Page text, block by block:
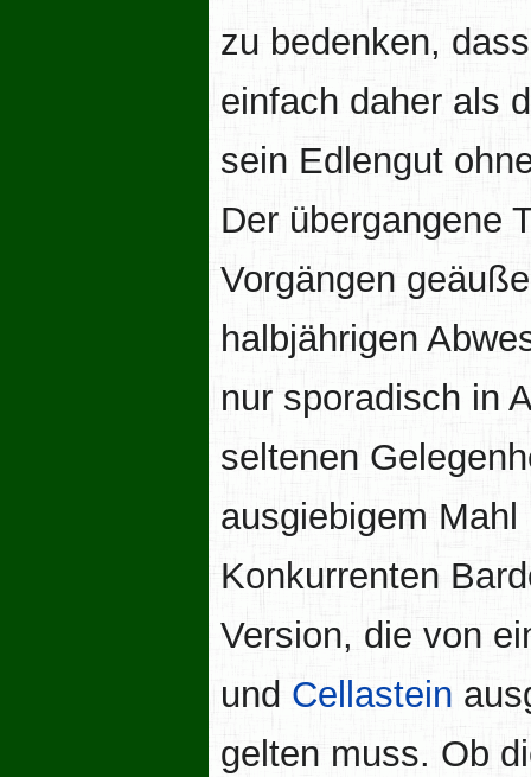
zu bedenken,
einfach daher als
sein Edlengut
Der übergangene
Vorgängen
halbjährigen
nur sporadisch in
seltenen
ausgiebigem
Konkurrenten
Version, die von
und Cellastein
gelten muss. Ob